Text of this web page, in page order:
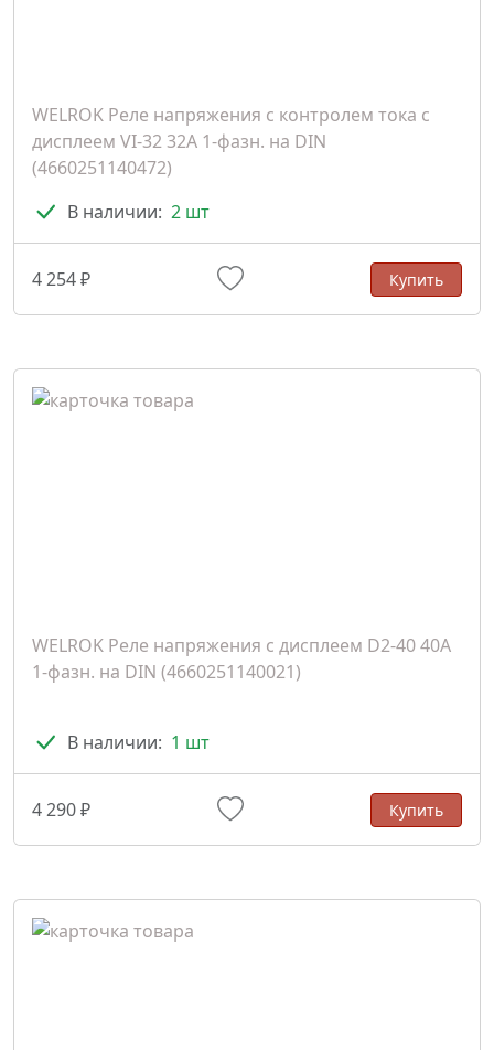
WELROK Реле напряжения с контролем тока с
дисплеем VI-32 32A 1-фазн. на DIN
(4660251140472)
В наличии: 2 шт
4 254 ₽ Купить
WELROK Реле напряжения с дисплеем D2-40 40A
1-фазн. на DIN (4660251140021)
В наличии: 1 шт
4 290 ₽ Купить